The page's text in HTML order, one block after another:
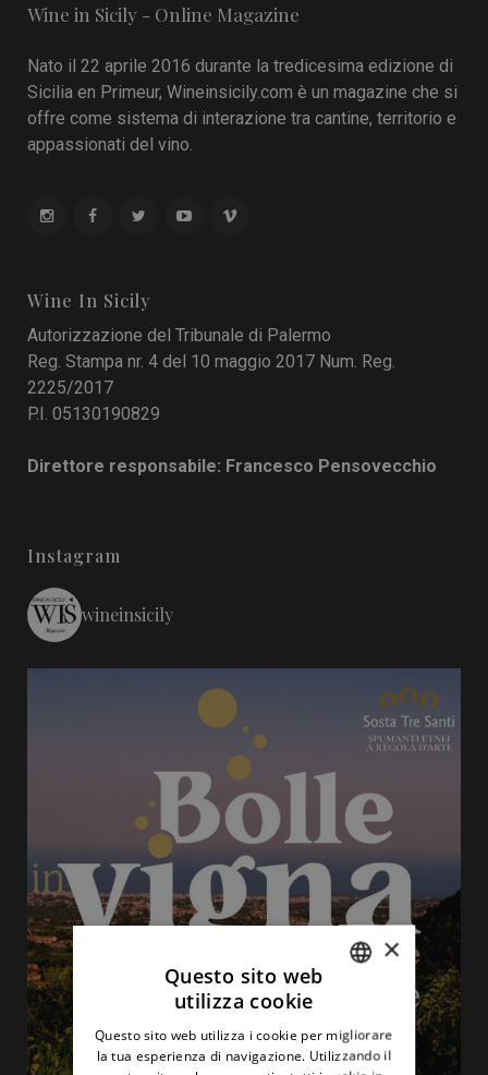
Wine in Sicily - Online Magazine
Nato il 22 aprile 2016 durante la tredicesima edizione di
Sicilia en Primeur, Wineinsicily.com è un magazine che si
offre come sistema di interazione tra cantine, territorio e
appassionati del vino.
Wine In Sicily
Autorizzazione del Tribunale di Palermo
Reg. Stampa nr. 4 del 10 maggio 2017 Num. Reg.
2225/2017
P.I. 05130190829
Direttore responsabile: Francesco Pensovecchio
Instagram
wineinsicily
ENGLISH
×
Questo sito web
utilizza cookie
Questo sito web utilizza i cookie per migliorare
la tua esperienza di navigazione. Utilizzando il